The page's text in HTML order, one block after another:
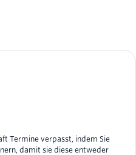
Termine verpasst, indem Sie
damit sie diese entweder